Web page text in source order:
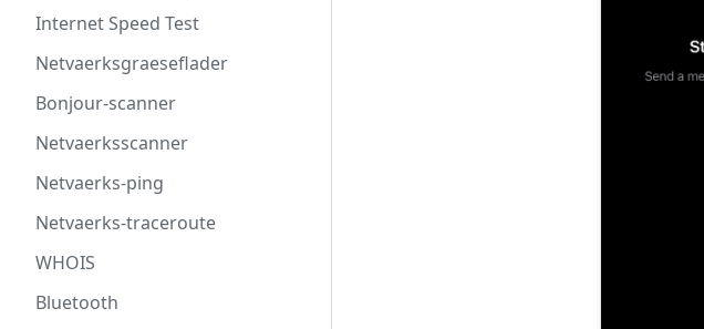
Internet Speed Test
Netvaerksgraeseflader
Bonjour-scanner
Netvaerksscanner
Netvaerks-ping
Netvaerks-traceroute
WHOIS
Bluetooth